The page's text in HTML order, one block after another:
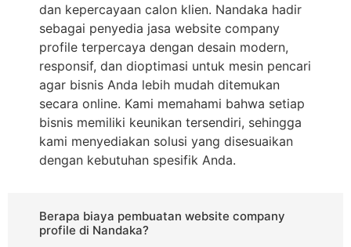
dan kepercayaan calon klien. Nandaka hadir
sebagai penyedia jasa website company
profile terpercaya dengan desain modern,
responsif, dan dioptimasi untuk mesin pencari
agar bisnis Anda lebih mudah ditemukan
secara online. Kami memahami bahwa setiap
bisnis memiliki keunikan tersendiri, sehingga
kami menyediakan solusi yang disesuaikan
dengan kebutuhan spesifik Anda.
Berapa biaya pembuatan website company
profile di Nandaka?